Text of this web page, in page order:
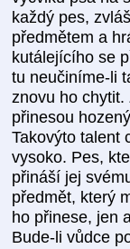
každý pes,
předmětem a
kutálejícího se
tu neučiníme-li
znovu ho
přinesou
Takovýto talent
vysoko. Pes,
přináší jej
předmět, který
ho přinese, jen
Bude-li vůdce